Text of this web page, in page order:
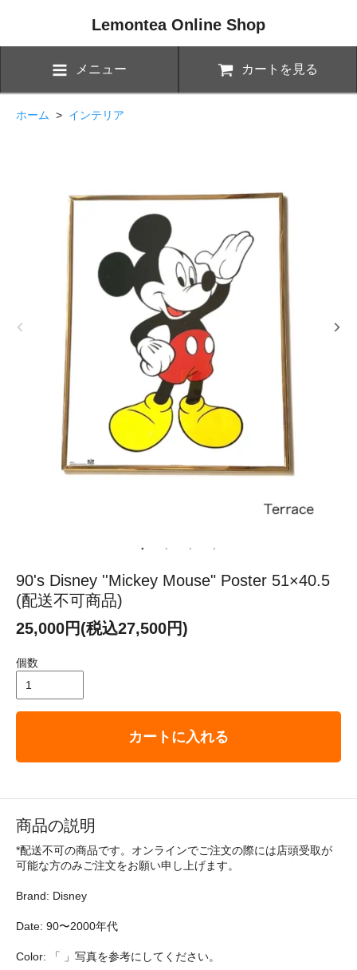
Lemontea Online Shop
メニュー カートを見る
ホーム > インテリア
90's Disney ''Mickey Mouse" Poster 51×40.5
(配送不可商品)
25,000円(税込27,500円)
個数
カートに入れる
商品の説明
*配送不可の商品です。オンラインでご注文の際には店頭受取が
可能な方のみご注文をお願い申し上げます。
Brand: Disney
Date: 90〜2000年代
Color: 「 」写真を参考にしてください。